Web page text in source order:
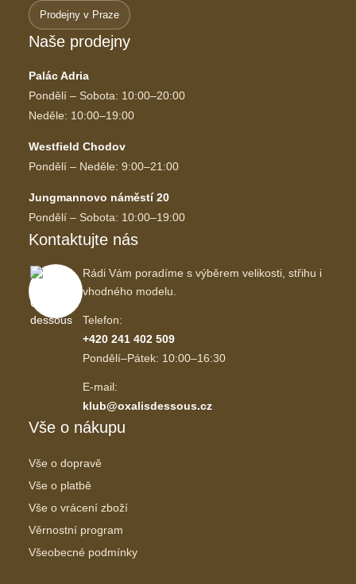
Prodejny v Praze
Naše prodejny
Palác Adria
Pondělí – Sobota: 10:00–20:00
Neděle: 10:00–19:00
Westfield Chodov
Pondělí – Neděle: 9:00–21:00
Jungmannovo náměstí 20
Pondělí – Sobota: 10:00–19:00
Kontaktujte nás
Rádi Vám poradíme s výběrem velikosti, střihu i
vhodného modelu.
Telefon:
+420 241 402 509
Pondělí–Pátek: 10:00–16:30
E-mail:
klub@oxalisdessous.cz
Vše o nákupu
Vše o dopravě
Vše o platbě
Vše o vrácení zboží
Věrnostní program
Všeobecné podmínky